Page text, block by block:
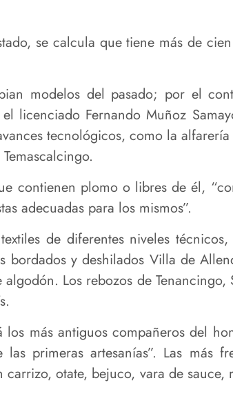
se calcula que tiene más de
modelos del pasado; por el
licenciado Fernando Muñoz
tecnológicos, como la alfarería
contienen plomo o libres de él,
adecuadas para los mismos”.
de diferentes niveles
bordados y deshilados Villa de
Los rebozos de
más antiguos compañeros del
primeras artesanías”. Las más
otate, bejuco, vara de